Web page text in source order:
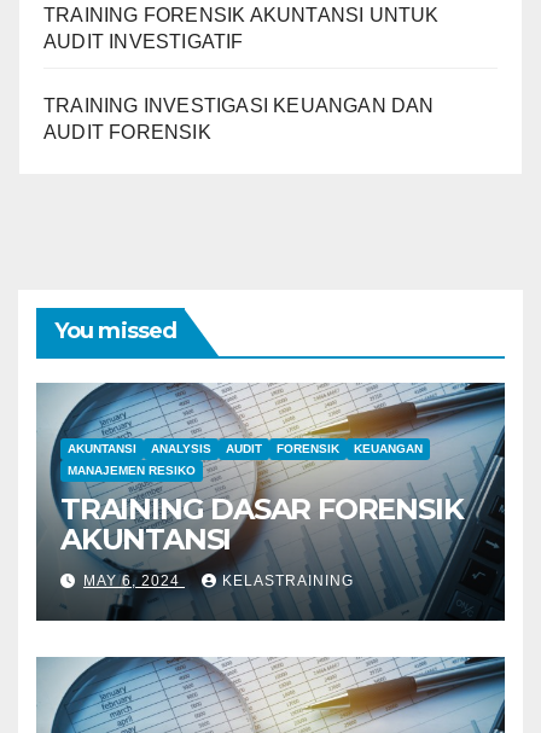
TRAINING FORENSIK AKUNTANSI UNTUK
AUDIT INVESTIGATIF
TRAINING INVESTIGASI KEUANGAN DAN
AUDIT FORENSIK
You missed
AKUNTANSI ANALYSIS AUDIT FORENSIK
KEUANGAN
MANAJEMEN RESIKO
TRAINING DASAR FORENSIK
AKUNTANSI
MAY 6, 2024 KELASTRAINING